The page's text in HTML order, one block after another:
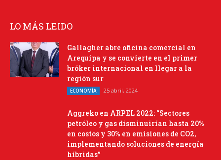
LO MÁS LEIDO
Gallagher abre oficina comercial en
Arequipa y se convierte en el primer
bróker internacional en llegar a la
región sur
ECONOMÍA 25 abril, 2024
Aggreko en ARPEL 2022: “Sectores
petróleo y gas disminuirían hasta 20%
en costos y 30% en emisiones de CO2,
implementando soluciones de energía
híbridas”